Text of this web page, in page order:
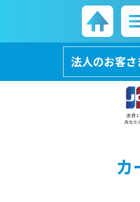
法人のお客さ
カ